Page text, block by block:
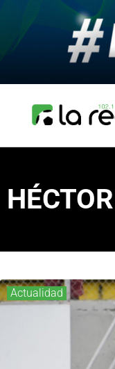
Actualidad